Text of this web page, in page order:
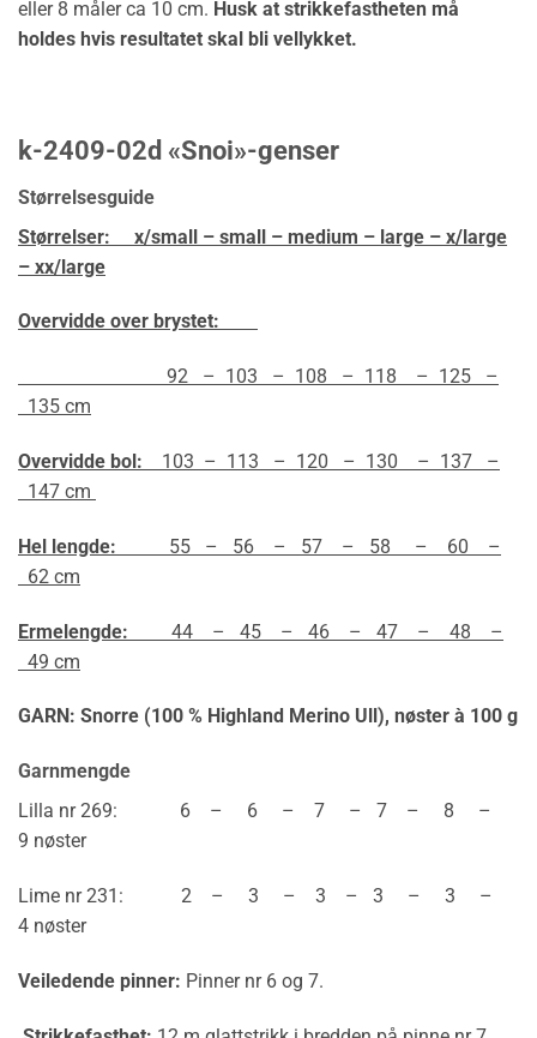
eller 8 måler ca 10 cm. Husk at strikkefastheten må
holdes hvis resultatet skal bli vellykket.
k-2409-02d «Snoi»-genser
Størrelsesguide
Størrelser: x/small – small – medium – large – x/large
– xx/large
Overvidde over brystet:
92 – 103 – 108 – 118 – 125 –
135 cm
Overvidde bol: 103 – 113 – 120 – 130 – 137 –
147 cm
Hel lengde: 55 – 56 – 57 – 58 – 60 –
62 cm
Ermelengde: 44 – 45 – 46 – 47 – 48 –
49 cm
GARN: Snorre (100 % Highland Merino Ull), nøster à 100 g
Garnmengde
Lilla nr 269: 6 – 6 – 7 – 7 – 8 –
9 nøster
Lime nr 231: 2 – 3 – 3 – 3 – 3 –
4 nøster
Veiledende pinner: Pinner nr 6 og 7.